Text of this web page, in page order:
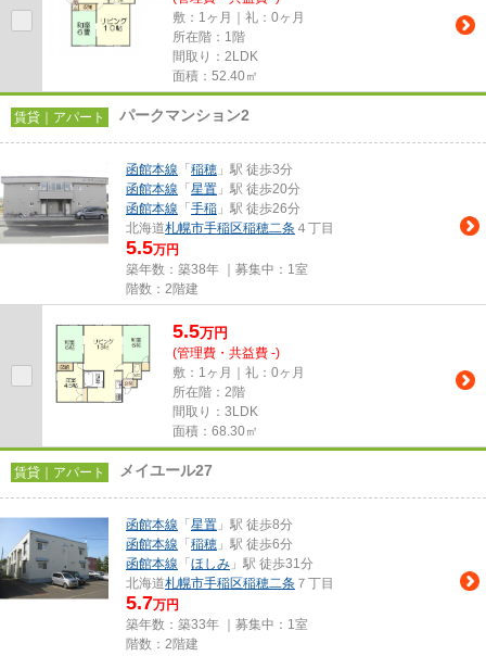
敷：1ヶ月｜礼：0ヶ月
所在階：1階
間取り：2LDK
面積：52.40㎡
賃貸｜アパート パークマンション2
函館本線 「 稲穂 」駅 徒歩3分
函館本線 「 星置 」駅 徒歩20分
函館本線 「 手稲 」駅 徒歩26分
北海道札幌市手稲区稲穂二条 ４丁目
5.5万円
築年数：築38年 ｜募集中： 1室
階数：2階建
5.5万円
(管理費・共益費 -)
敷：1ヶ月｜礼：0ヶ月
所在階：2階
間取り：3LDK
面積：68.30㎡
賃貸｜アパート メイユール27
函館本線 「 星置 」駅 徒歩8分
函館本線 「 稲穂 」駅 徒歩6分
函館本線 「 ほしみ 」駅 徒歩31分
北海道札幌市手稲区稲穂二条 ７丁目
5.7万円
築年数：築33年 ｜募集中： 1室
階数：2階建